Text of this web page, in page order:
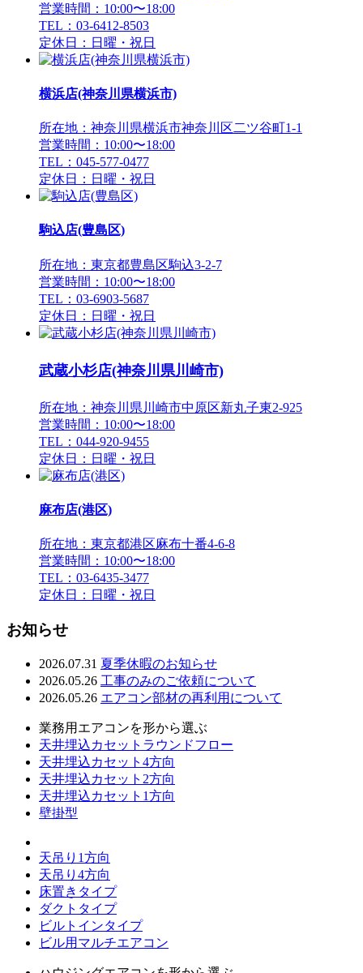
営業時間：10:00〜18:00
TEL：03-6412-8503
定休日：日曜・祝日
横浜店(神奈川県横浜市)
所在地：神奈川県横浜市神奈川区二ツ谷町1-1
営業時間：10:00〜18:00
TEL：045-577-0477
定休日：日曜・祝日
駒込店(豊島区)
所在地：東京都豊島区駒込3-2-7
営業時間：10:00〜18:00
TEL：03-6903-5687
定休日：日曜・祝日
武蔵小杉店(神奈川県川崎市)
所在地：神奈川県川崎市中原区新丸子東2-925
営業時間：10:00〜18:00
TEL：044-920-9455
定休日：日曜・祝日
麻布店(港区)
所在地：東京都港区麻布十番4-6-8
営業時間：10:00〜18:00
TEL：03-6435-3477
定休日：日曜・祝日
お知らせ
2026.07.31 夏季休暇のお知らせ
2026.05.26 工事のみのご依頼について
2026.05.26 エアコン部材の再利用について
業務用エアコンを形から選ぶ
天井埋込カセットラウンドフロー
天井埋込カセット4方向
天井埋込カセット2方向
天井埋込カセット1方向
壁掛型
天吊り1方向
天吊り4方向
床置きタイプ
ダクトタイプ
ビルトインタイプ
ビル用マルチエアコン